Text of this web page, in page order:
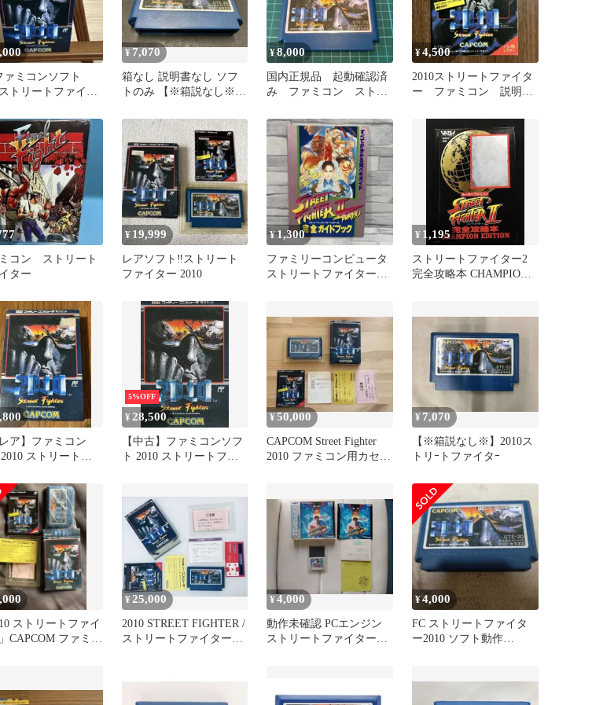
ァミコンソフト
トリートファイタ
¥ 7,070
箱なし 説明書なし ソフ
トのみ 【※箱説なし※】
¥8,000
国内正規品 起動確認済
み ファミコン ストリ
¥4,500
2010ストリートファイタ
ー ファミコン 説明書
コン ストリート
ター
¥ 19,999
レアソフト‼️ストリート
ファイター 2010
¥1,300
ファミリーコンピュータ
ストリートファイター2
¥ 1,195
ストリートファイター2
完全攻略本 CHAMPION
ュータMagazine編
レア】ファミコン
ストリートフ
5%OFF
¥ 28,500
【中古】ファミコンソフ
ト 2010 ストリートファ
¥50,000
CAPCOM Street Fighter
2010 ファミコン用カセッ
¥ 7,070
【※箱説なし※】2010ス
トリｰトファイタｰ
ストリートファイ
CAPCOM ファミコ
¥25,000
2010 STREET FIGHTER /
ストリートファイター
¥4,000
動作未確認 PCエンジン
ストリートファイターⅡ’
¥4,000
FC ストリートファイタ
ー2010 ソフト動作